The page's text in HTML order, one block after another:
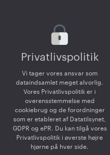
Privatlivspolitik
Vi tager vores ansvar som
dataindsamlet meget alvorlig.
Vores Privatlivspolitik er i
overensstemmelse med
cookiebrug og de forordninger
som er etableret af Datatilsynet,
GDPR og ePR. Du kan tilgå vores
Privatlivspolitik i øverste højre
hjørne på hver side.